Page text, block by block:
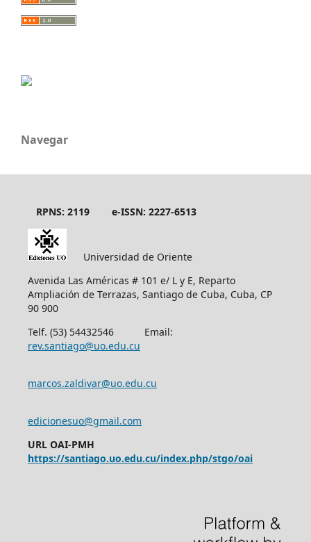
Navegar
RPNS: 2119 e-ISSN: 2227-6513
Universidad de Oriente
Avenida Las Américas # 101 e/ L y E, Reparto
Ampliación de Terrazas, Santiago de Cuba, Cuba, CP
90 900
Telf. (53) 54432546 Email:
rev.santiago@uo.edu.cu
marcos.zaldivar@uo.edu.cu
edicionesuo@gmail.com
URL OAI-PMH
https://santiago.uo.edu.cu/index.php/stgo/oai